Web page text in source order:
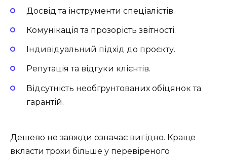
Досвід та інструменти спеціалістів.
Комунікація та прозорість звітності.
Індивідуальний підхід до проєкту.
Репутація та відгуки клієнтів.
Відсутність необґрунтованих обіцянок та
гарантій.
Дешево не завжди означає вигідно. Краще
вкласти трохи більше у перевіреного